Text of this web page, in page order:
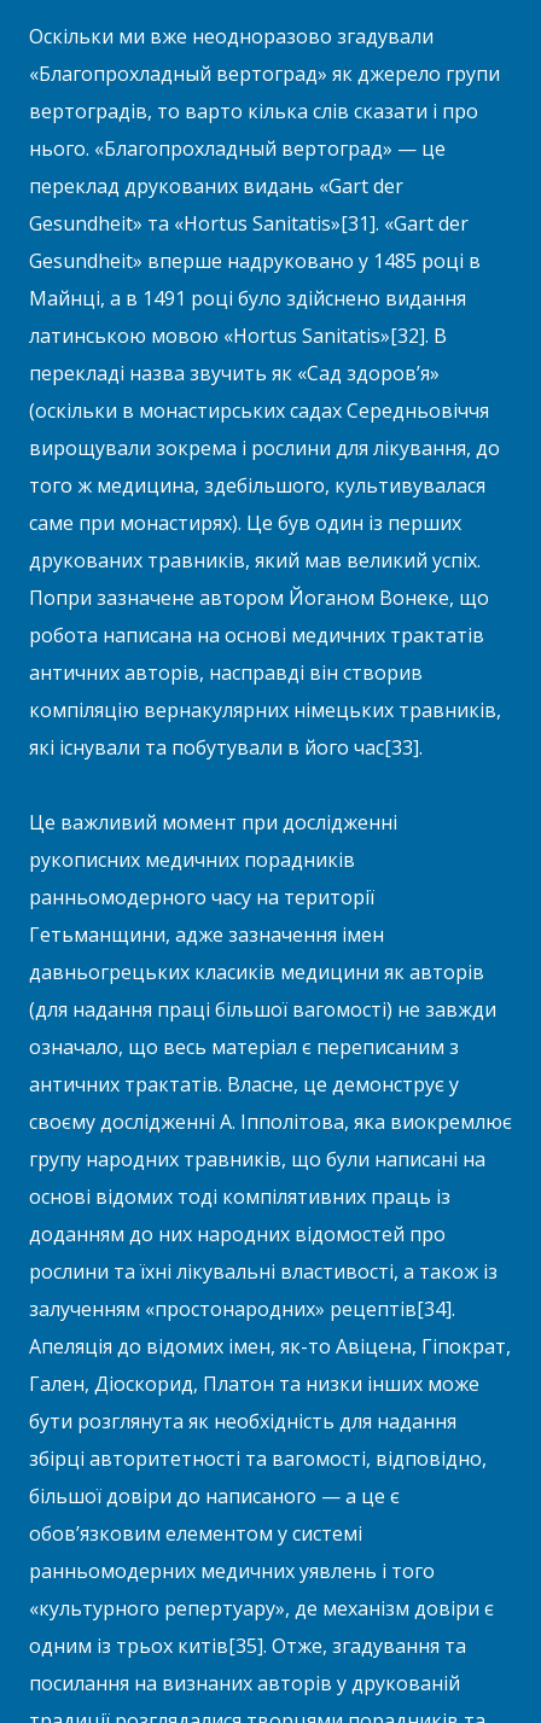
Оскільки ми вже неодноразово згадували
«Благопрохладный вертоград» як джерело групи
вертоградів, то варто кілька слів сказати і про
нього. «Благопрохладный вертоград» — це
переклад друкованих видань «Gart der
Gesundheit» та «Hortus Sanitatis»[31]. «Gart der
Gesundheit» вперше надруковано у 1485 році в
Майнці, а в 1491 році було здійснено видання
латинською мовою «Hortus Sanitatis»[32]. В
перекладі назва звучить як «Сад здоров’я»
(оскільки в монастирських садах Середньовіччя
вирощували зокрема і рослини для лікування, до
того ж медицина, здебільшого, культивувалася
саме при монастирях). Це був один із перших
друкованих травників, який мав великий успіх.
Попри зазначене автором Йоганом Вонеке, що
робота написана на основі медичних трактатів
античних авторів, насправді він створив
компіляцію вернакулярних німецьких травників,
які існували та побутували в його час[33].
Це важливий момент при дослідженні
рукописних медичних порадників
ранньомодерного часу на території
Гетьманщини, адже зазначення імен
давньогрецьких класиків медицини як авторів
(для надання праці більшої вагомості) не завжди
означало, що весь матеріал є переписаним з
античних трактатів. Власне, це демонструє у
своєму дослідженні А. Іпполітова, яка виокремлює
групу народних травників, що були написані на
основі відомих тоді компілятивних праць із
доданням до них народних відомостей про
рослини та їхні лікувальні властивості, а також із
залученням «простонародних» рецептів[34].
Апеляція до відомих імен, як-то Авіцена, Гіпократ,
Гален, Діоскорид, Платон та низки інших може
бути розглянута як необхідність для надання
збірці авторитетності та вагомості, відповідно,
більшої довіри до написаного — а це є
обов’язковим елементом у системі
ранньомодерних медичних уявлень і того
«культурного репертуару», де механізм довіри є
одним із трьох китів[35]. Отже, згадування та
посилання на визнаних авторів у друкованій